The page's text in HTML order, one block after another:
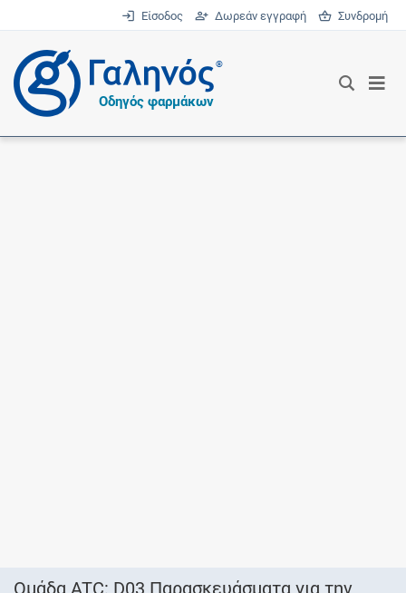
Είσοδος Δωρεάν εγγραφή Συνδρομή
®
Οδηγός φαρμάκων
Ομάδα ATC: D03 Παρασκευάσματα για την